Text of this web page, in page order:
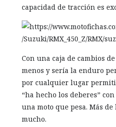
capacidad de tracción es
Con una caja de cambios
menos y sería la enduro
por cualquier lugar
“ha hecho los deberes” con
una moto que pesa. Más
mucho.